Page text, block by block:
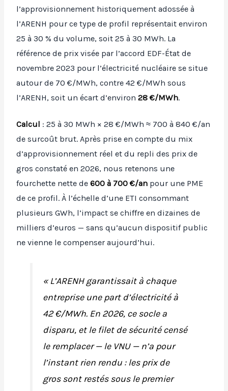
l’approvisionnement historiquement adossée à
l’ARENH pour ce type de profil représentait environ
25 à 30 % du volume, soit 25 à 30 MWh. La
référence de prix visée par l’accord EDF-État de
novembre 2023 pour l’électricité nucléaire se situe
autour de 70 €/MWh, contre 42 €/MWh sous
l’ARENH, soit un écart d’environ28 €/MWh.
Calcul : 25 à 30 MWh × 28 €/MWh ≈ 700 à 840 €/an
de surcoût brut. Après prise en compte du mix
d’approvisionnement réel et du repli des prix de
gros constaté en 2026, nous retenons une
fourchette nette de600 à 700 €/an pour une PME
de ce profil. À l’échelle d’une ETI consommant
plusieurs GWh, l’impact se chiffre en dizaines de
milliers d’euros — sans qu’aucun dispositif public
ne vienne le compenser aujourd’hui.
« L’ARENH garantissait à chaque
entreprise une part d’électricité à
42 €/MWh. En 2026, ce socle a
disparu, et le filet de sécurité censé
le remplacer — le VNU — n’a pour
l’instant rien rendu : les prix de
gros sont restés sous le premier